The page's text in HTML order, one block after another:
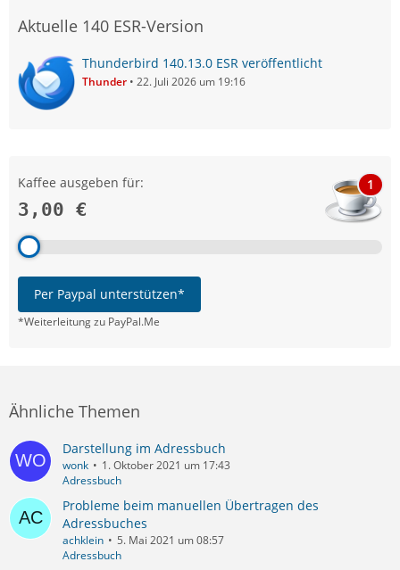
Aktuelle 140 ESR-Version
Thunderbird 140.13.0 ESR veröffentlicht
Thunder 22. Juli 2026 um 19:16
Kaffee ausgeben für:
3,00 €
1
Per Paypal unterstützen*
*Weiterleitung zu PayPal.Me
Ähnliche Themen
Darstellung im Adressbuch
wonk
1. Oktober 2021 um 17:43
Adressbuch
Probleme beim manuellen Übertragen des
Adressbuches
achklein
5. Mai 2021 um 08:57
Adressbuch